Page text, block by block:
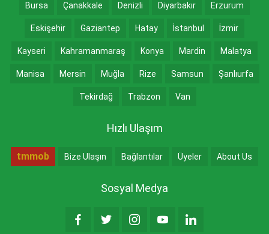
Bursa Çanakkale Denizli Diyarbakır Erzurum
Eskişehir Gaziantep Hatay İstanbul İzmir
Kayseri Kahramanmaraş Konya Mardin Malatya
Manisa Mersin Muğla Rize Samsun Şanlıurfa
Tekirdağ Trabzon Van
Hızlı Ulaşım
tmmob Bize Ulaşın Bağlantılar Üyeler About Us
Sosyal Medya